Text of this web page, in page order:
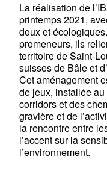
La réalisation de
printemps 2021,
doux et
promeneurs, ils
territoire de Saint-
suisses de Bâle et
Cet aménagement
de jeux, installée
corridors et des
gravière et de
la rencontre entre
l’accent sur la
l’environnement.